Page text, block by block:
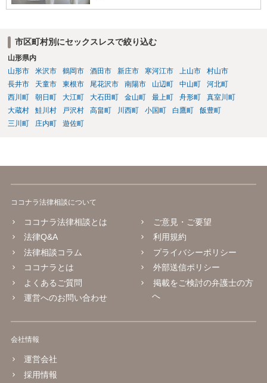
市区町村別にセックスレスで絞り込む
山形県内
山形市
米沢市 鶴岡市 酒田市 新庄市 寒河江市 上山市
村山市
長井市
天童市 東根市 尾花沢市 南陽市 山辺町 中山町
河北町
西川町
朝日町 大江町 大石田町 金山町 最上町 舟形町
真室川町
大蔵村
鮭川村 戸沢村 高畠町 川西町 小国町 白鷹町
飯豊町
三川町
庄内町 遊佐町
ココナラ法律相談について
ココナラ法律相談とは
法律Q&A
法律相談コラム
ココナラとは
よくあるご質問
運営へのお問い合わせ
ご意見・ご要望
利用規約
プライバシーポリシー
外部送信ポリシー
掲載をご検討の弁護士の方
へ
会社情報
運営会社
採用情報